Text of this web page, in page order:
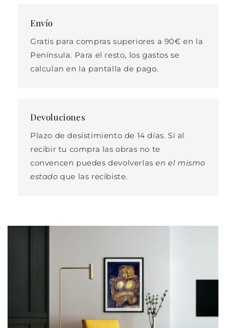
Envío
Gratis para compras superiores a 90€ en la
Península. Para el resto, los gastos se
calculan en la pantalla de pago.
Devoluciones
Plazo de desistimiento de 14 días. Si al
recibir tu compra las obras no te
convencen puedes devolverlasen el mismo
estado que las recibiste.